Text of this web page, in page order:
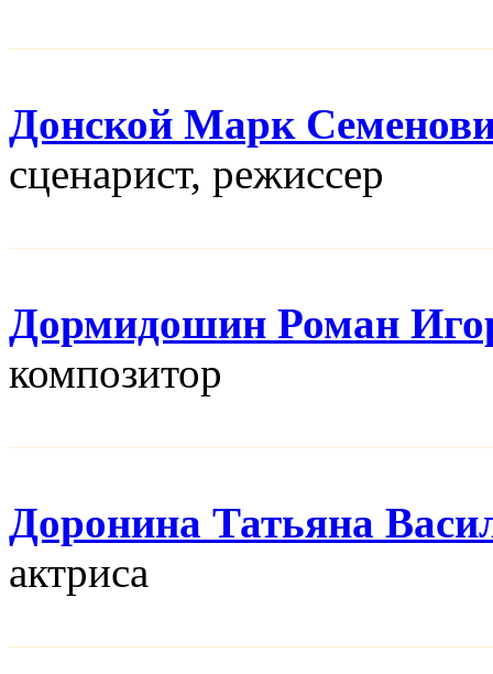
Донской Марк
сценарист, режисcер
Дормидошин Роман
композитор
Доронина Татьяна
актриса